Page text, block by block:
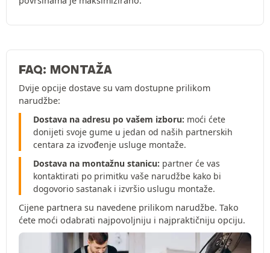
FAQ: MONTAŽA
Dvije opcije dostave su vam dostupne prilikom
narudžbe:
Dostava na adresu po vašem izboru: moći ćete
donijeti svoje gume u jedan od naših partnerskih
centara za izvođenje usluge montaže.
Dostava na montažnu stanicu: partner će vas
kontaktirati po primitku vaše narudžbe kako bi
dogovorio sastanak i izvršio uslugu montaže.
Cijene partnera su navedene prilikom narudžbe. Tako
ćete moći odabrati najpovoljniju i najpraktičniju opciju.